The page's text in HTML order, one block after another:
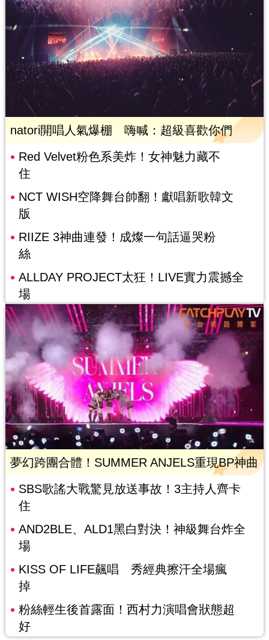
natori開唱人氣爆棚 嗨喊：超級喜歡你們
Red Velvet粉色系美炸！女神魅力藏不
住
NCT WISH空降舞台帥翻！獻唱新歌韓文
版
RIIZE 3神曲連發！成燦一句話逼哭粉
絲
ALLDAY PROJECT太狂！LIVE實力震撼全
場
夢幻跨團合體！SUMMER ANJELS重現BP神曲
SBS歌謠大戰驚見放送事故！3主持人齊卡
住
AND2BLE、ALD1黑白對決！神級舞台炸全
場
KISS OF LIFE飆唱 秀經典擦汗全場瘋
掉
粉絲輕生後首露面！西村力演唱會狀態超
好